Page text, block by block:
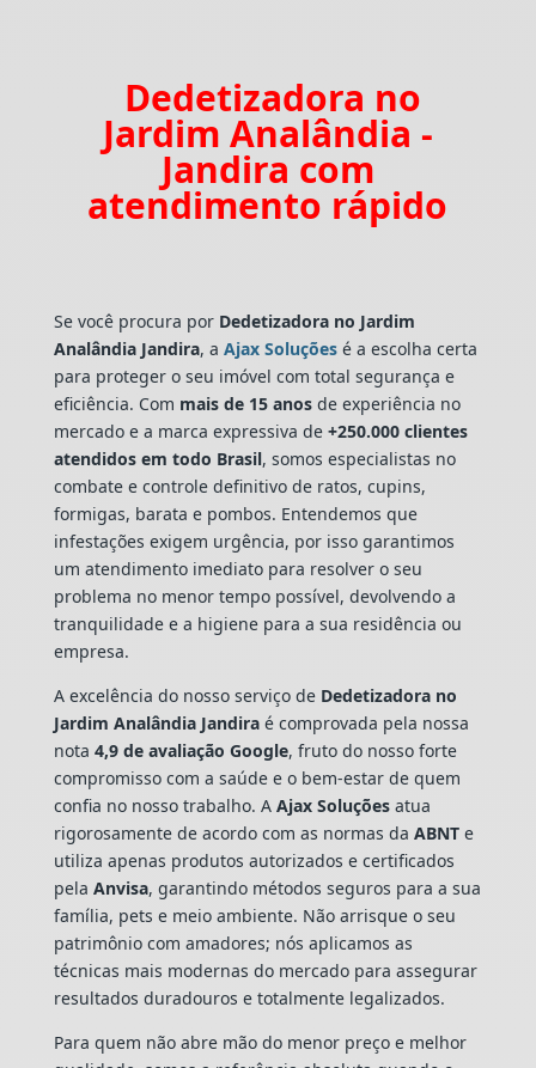
Dedetizadora no
Jardim Analândia -
Jandira com
atendimento rápido
Se você procura por Dedetizadora no Jardim
Analândia Jandira, a Ajax Soluçõesé a escolha certa
para proteger o seu imóvel com total segurança e
eficiência. Com mais de 15 anosde experiência no
mercado e a marca expressiva de+250.000 clientes
atendidos em todo Brasil, somos especialistas no
combate e controle definitivo de ratos, cupins,
formigas, barata e pombos. Entendemos que
infestações exigem urgência, por isso garantimos
um atendimento imediato para resolver o seu
problema no menor tempo possível, devolvendo a
tranquilidade e a higiene para a sua residência ou
empresa.
A excelência do nosso serviço de Dedetizadora no
Jardim Analândia Jandiraé comprovada pela nossa
nota 4,9 de avaliação Google, fruto do nosso forte
compromisso com a saúde e o bem-estar de quem
confia no nosso trabalho. A Ajax Soluçõesatua
rigorosamente de acordo com as normas da ABNTe
utiliza apenas produtos autorizados e certificados
pela Anvisa, garantindo métodos seguros para a sua
família, pets e meio ambiente. Não arrisque o seu
patrimônio com amadores; nós aplicamos as
técnicas mais modernas do mercado para assegurar
resultados duradouros e totalmente legalizados.
Para quem não abre mão do menor preço e melhor